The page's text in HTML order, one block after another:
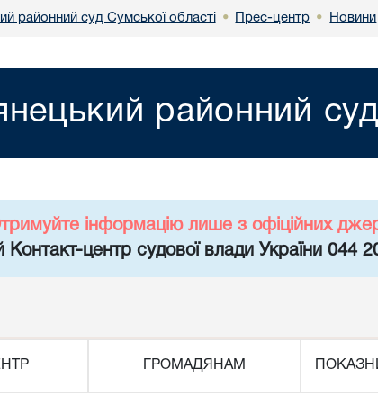
районний суд Сумської області • Прес-центр • Новини
районний
інформацію лише з офіційних
Контакт-центр судової влади України 044
ГРОМАДЯНАМ